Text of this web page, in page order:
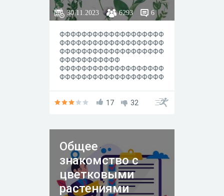
30.11.2023 6293 6
ФФФФФФФФФФФФФФФФФФФ
ФФФФФФФФФФФФФФФФФФФ
ФФФФФФФФФФФФФФФФФФФ
ФФФФФФФФФФФ
ФФФФФФФФФФФФФФФФФФФ
ФФФФФФФФФФФФФФФФФФФ
17
32
Общее
знакомство с
цветковыми
растениями